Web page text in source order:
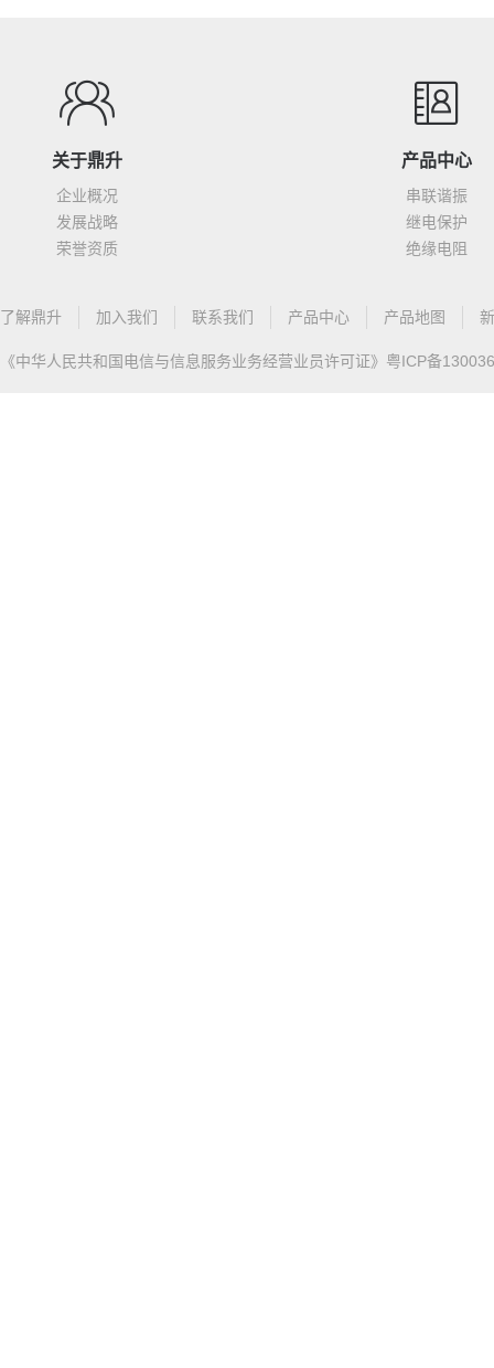
关于鼎升
企业概况
发展战略
荣誉资质
产品中心
串联谐振
继电保护
绝缘电阻
了解鼎升 加入我们 联系我们 产品中心 产品地图
《中华人民共和国电信与信息服务业务经营业员许可证》 粤ICP备